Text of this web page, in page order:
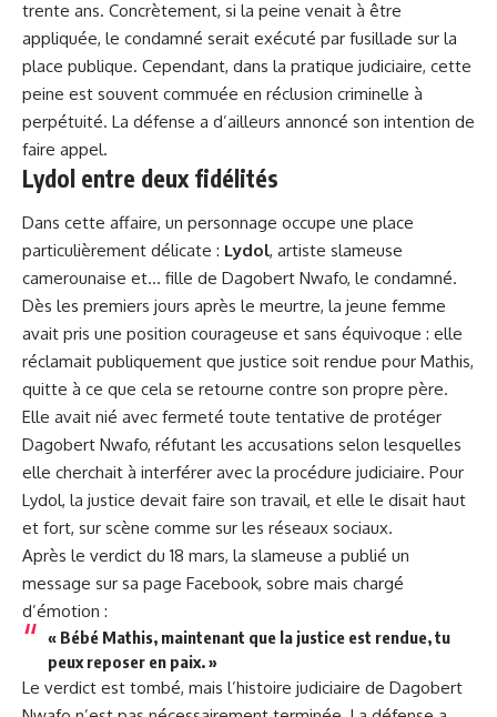
trente ans. Concrètement, si la peine venait à être
appliquée, le condamné serait exécuté par fusillade sur la
place publique. Cependant, dans la pratique judiciaire, cette
peine est souvent commuée en réclusion criminelle à
perpétuité. La défense a d’ailleurs annoncé son intention de
faire appel.
Lydol entre deux fidélités
Dans cette affaire, un personnage occupe une place
particulièrement délicate : Lydol, artiste slameuse
camerounaise et… fille de Dagobert Nwafo, le condamné.
Dès les premiers jours après le meurtre, la jeune femme
avait pris une position courageuse et sans équivoque : elle
réclamait publiquement que justice soit rendue pour Mathis,
quitte à ce que cela se retourne contre son propre père.
Elle avait nié avec fermeté toute tentative de protéger
Dagobert Nwafo, réfutant les accusations selon lesquelles
elle cherchait à interférer avec la procédure judiciaire. Pour
Lydol, la justice devait faire son travail, et elle le disait haut
et fort, sur scène comme sur les réseaux sociaux.
Après le verdict du 18 mars, la slameuse a publié un
message sur sa page Facebook, sobre mais chargé
d’émotion :
« Bébé Mathis, maintenant que la justice est rendue, tu
peux reposer en paix. »
Le verdict est tombé, mais l’histoire judiciaire de Dagobert